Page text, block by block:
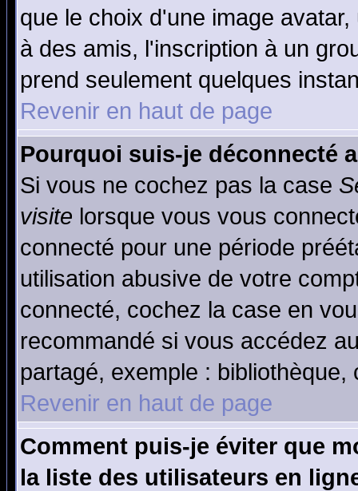
que le choix d'une image
à des amis, l'inscription à un
prend seulement quelques
Revenir en haut de page
Pourquoi suis-je déconnecté
Si vous ne cochez pas la case
visite lorsque vous vous
connecté pour une période
utilisation abusive de votre
connecté, cochez la case en
recommandé si vous accédez
partagé, exemple :
Revenir en haut de page
Comment puis-je éviter que
la liste des utilisateurs en